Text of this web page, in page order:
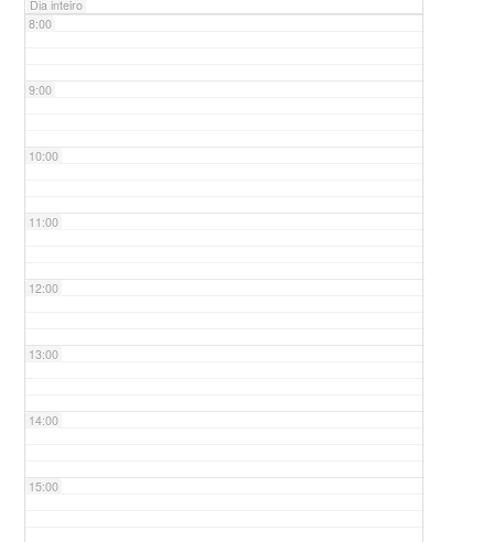
Dia inteiro
8:00
9:00
10:00
11:00
12:00
13:00
14:00
15:00